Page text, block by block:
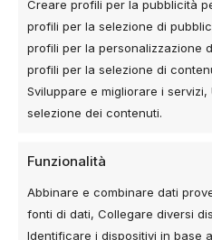
Creare profili per la pubblicità
profili per la selezione di
profili per la personalizzazione
profili per la selezione di
Sviluppare e migliorare i
selezione dei contenuti.
Funzionalità
Abbinare e combinare dati
fonti di dati, Collegare diversi
Identificare i dispositivi in base
Se sei già iscritto alla
guida nella Libreria
l’accesso all’academy è
accedere a corsi, strumenti
chi vuole lavorare sul serio
competenza. E come
differenza solo quando